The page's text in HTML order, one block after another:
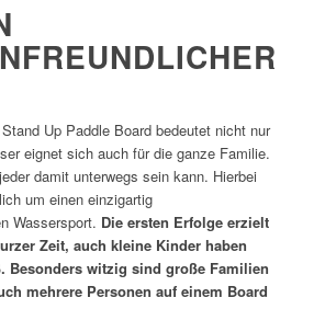
Up Paddle Board bedeutet nicht nur
eignet sich auch für die ganze Familie.
damit unterwegs sein kann. Hierbei
um einen einzigartig
Wassersport. Die ersten Erfolge erzielt
Zeit, auch kleine Kinder haben
Besonders witzig sind große Familien
mehrere Personen auf einem Board